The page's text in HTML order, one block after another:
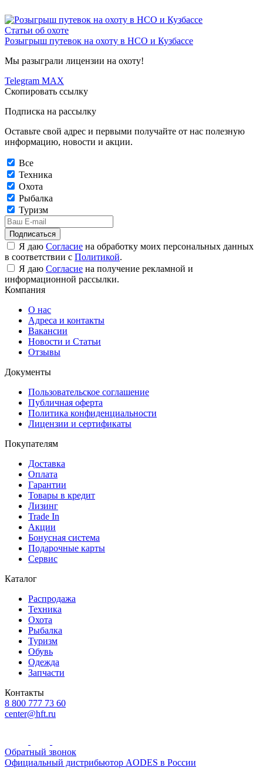
Статьи об охоте
Розыгрыш путевок на охоту в НСО и Кузбассе
Мы разыграли лицензии на охоту!
Telegram MAX
Скопировать ссылку
Подписка на рассылку
Оставьте свой адрес и первыми получайте от нас полезную
информацию, новости и акции.
Все
Техника
Охота
Рыбалка
Туризм
Подписаться
Я даю Согласие на обработку моих персональных данных
в соответствии с Политикой.
Я даю Согласие на получение рекламной и
информационной рассылки.
Компания
О нас
Адреса и контакты
Вакансии
Новости и Статьи
Отзывы
Документы
Пользовательское соглашение
Публичная оферта
Политика конфиденциальности
Лицензии и сертификаты
Покупателям
Доставка
Оплата
Гарантии
Товары в кредит
Лизинг
Trade In
Акции
Бонусная система
Подарочные карты
Сервис
Каталог
Распродажа
Техника
Охота
Рыбалка
Туризм
Обувь
Одежда
Запчасти
Контакты
8 800 777 73 60
center@hft.ru
Обратный звонок
Официальный дистрибьютор AODES в России